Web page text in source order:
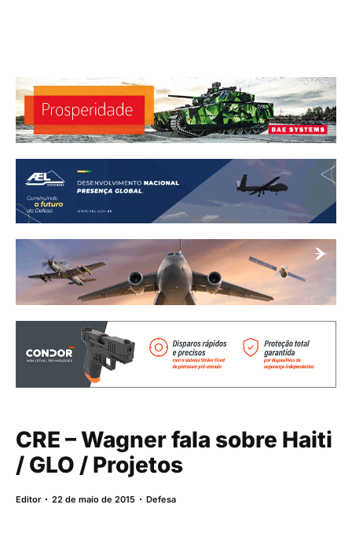
CRE – Wagner fala sobre Haiti
/ GLO / Projetos
Editor 22 de maio de 2015 Defesa